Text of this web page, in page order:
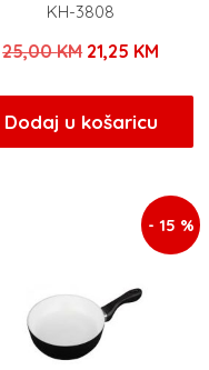
KH-3808
25,00KM Izvorna
bila
je:
21,25 KM
21,25
Dodaj u košaricu
- 15 %